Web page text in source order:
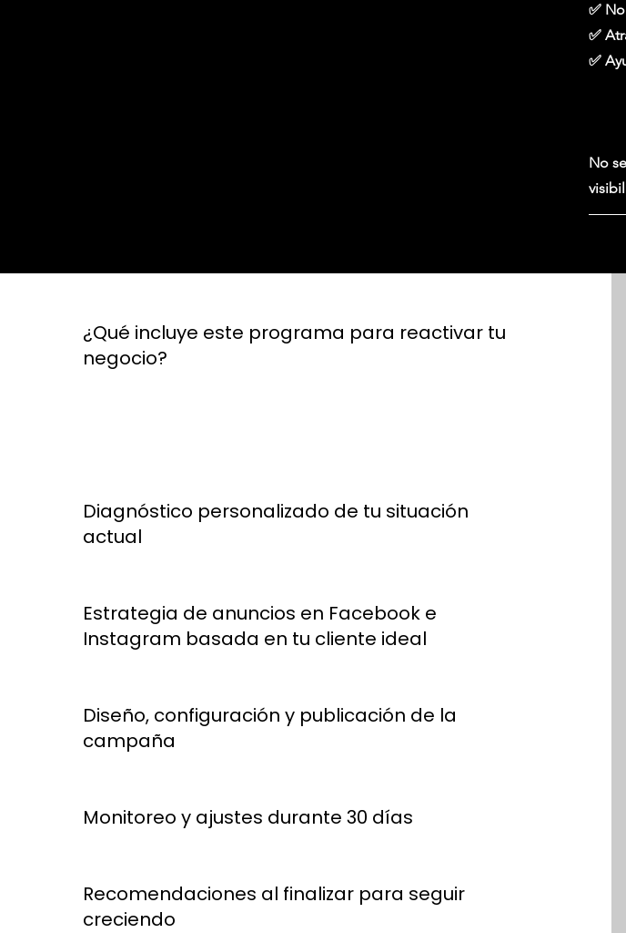
✅
✅
✅
No
¿Qué incluye este programa para reactivar tu
negocio?
Diagnóstico personalizado de tu situación
actual
Estrategia de anuncios en Facebook e
Instagram basada en tu cliente ideal
Diseño, configuración y publicación de la
campaña
Monitoreo y ajustes durante 30 días
Recomendaciones al finalizar para seguir
creciendo